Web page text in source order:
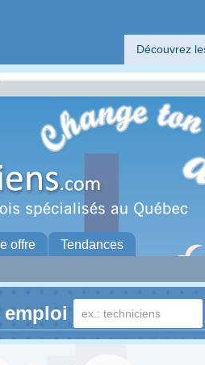
Découvrez
offre Tendances
emploi